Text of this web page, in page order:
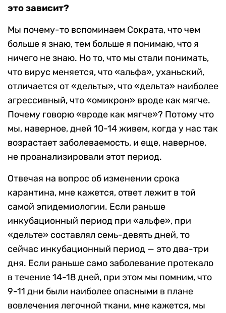
это зависит?
Мы почему-то вспоминаем Сократа, что чем
больше я знаю, тем больше я понимаю, что я
ничего не знаю. Но то, что мы стали понимать,
что вирус меняется, что «альфа», уханьский,
отличается от «дельты», что «дельта» наиболее
агрессивный, что «омикрон» вроде как мягче.
Почему говорю «вроде как мягче»? Потому что
мы, наверное, дней 10-14 живем, когда у нас так
возрастает заболеваемость, и еще, наверное,
не проанализировали этот период.
Отвечая на вопрос об изменении срока
карантина, мне кажется, ответ лежит в той
самой эпидемиологии. Если раньше
инкубационный период при «альфе», при
«дельте» составлял семь-девять дней, то
сейчас инкубационный период — это два-три
дня. Если раньше само заболевание протекало
в течение 14-18 дней, при этом мы помним, что
9-11 дни были наиболее опасными в плане
вовлечения легочной ткани, мне кажется, мы